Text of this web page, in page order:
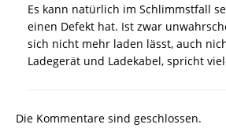
Es kann natürlich im Schlimmstfall
einen Defekt hat. Ist zwar
sich nicht mehr laden lässt, auch
Ladegerät und Ladekabel, spricht
Die Kommentare sind geschlossen.